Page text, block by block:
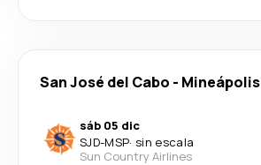
San José del Cabo - Mineápolis
sáb 05 dic
SJD-MSP· sin escala
Sun Country Airlines